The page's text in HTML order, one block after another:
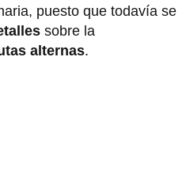
puesto que todavía se
sobre la
alternas.